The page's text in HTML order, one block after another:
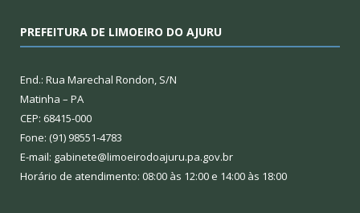
PREFEITURA DE LIMOEIRO DO AJURU
End.: Rua Marechal Rondon, S/N
Matinha – PA
CEP: 68415-000
Fone: (91) 98551-4783
E-mail: gabinete@limoeirodoajuru.pa.gov.br
Horário de atendimento: 08:00 às 12:00 e 14:00 às 18:00